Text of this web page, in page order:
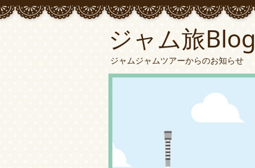
ジャム旅Blog
ジャムジャムツアーからのお知らせ